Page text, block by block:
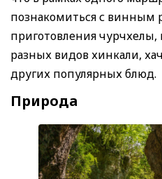
познакомиться с винным
приготовления
разных видов хинкали,
других популярных блюд.
Природа